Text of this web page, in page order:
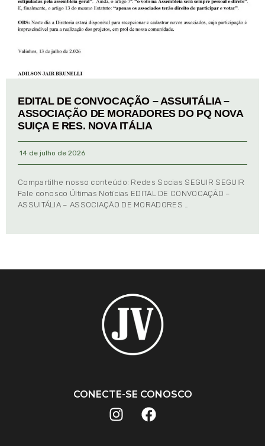
EDITAL DE CONVOCAÇÃO – ASSUITÁLIA –
ASSOCIAÇÃO DE MORADORES DO PQ NOVA
SUIÇA E RES. NOVA ITÁLIA
14 de julho de 2026
Compartilhe nosso conteúdo: Redes Socias SEGUIR SEGUIR
Fale conosco Últimas Notícias EDITAL DE CONVOCAÇÃO –
ASSUITÁLIA – ASSOCIAÇÃO DE MORADORES …
CONECTE-SE CONOSCO